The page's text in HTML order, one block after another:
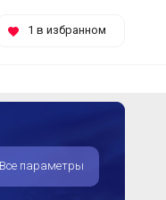
1 в избранном
Все параметры